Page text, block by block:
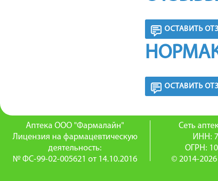
ОСТАВИТЬ
ОСТАВИТЬ
Аптека ООО "Фармалайн"
Лицензия на фармацевтическую
деятельность:
№ ФС-99-02-005621 от 14.10.2016
Сеть
ИНН:
ОГРН:
© 2014-